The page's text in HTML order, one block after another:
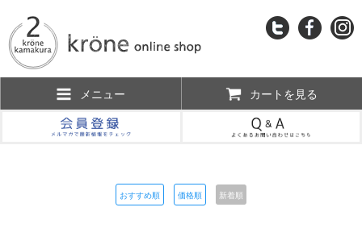
メニュー カートを見る
おすすめ順 価格順 新着順